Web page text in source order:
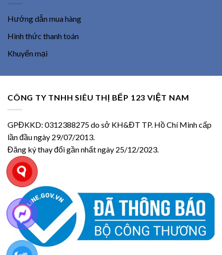
Hướng dẫn mua hàng
Hình thức thanh toán
Khuyến mại
CÔNG TY TNHH SIÊU THỊ BẾP 123 VIỆT NAM
GPĐKKD: 0312388275 do sở KH&ĐT TP. Hồ Chí Minh cấp
lần đầu ngày 29/07/2013.
Đăng ký thay đổi gần nhất ngày 25/12/2023.